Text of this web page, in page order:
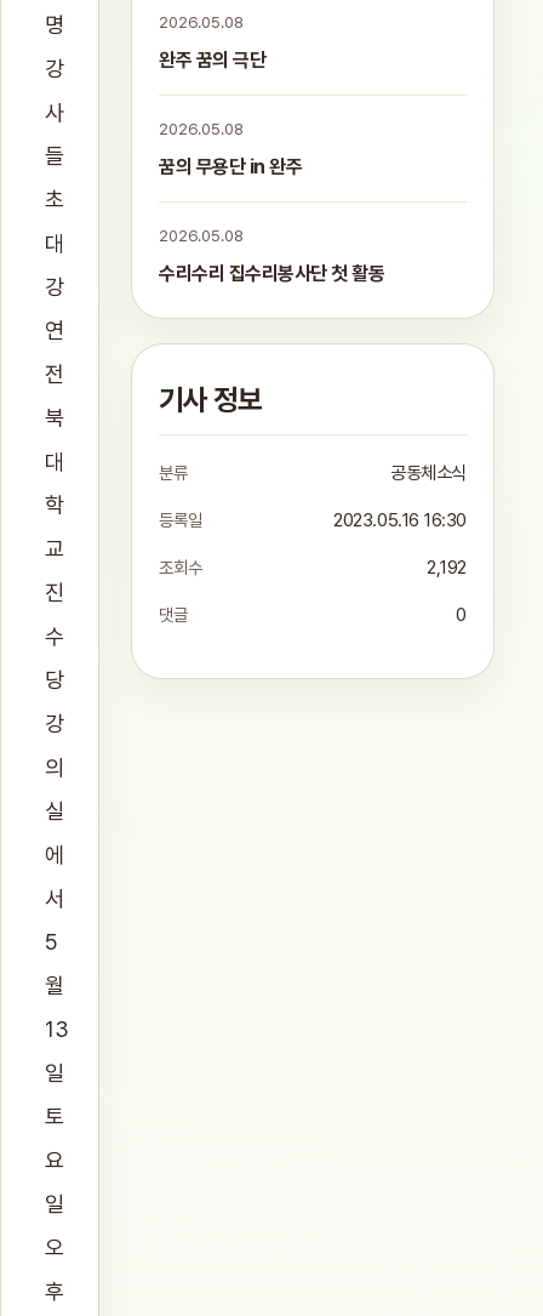
명
강
사
들
초
대
강
연
전
북
대
학
교
진
수
당
강
의
실
에
서
5
월
13
일
토
요
일
오
후
2026.05.08
완주 꿈의 극단
2026.05.08
꿈의 무용단 in 완주
2026.05.08
수리수리 집수리봉사단 첫 활동
기사 정보
분류 공동체소식
등록일 2023.05.16 16:30
조회수 2,192
댓글 0